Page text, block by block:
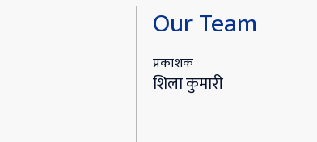
Our Team
प्रकाशक
शिला कुमारी